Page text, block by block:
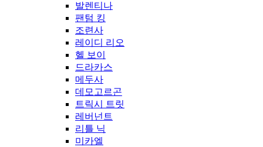
발렌티나
팬텀 킹
조련사
레이디 리오
헬 보이
드라카스
메두사
데모고르곤
트릭시 트릿
레버넌트
리틀 닉
미카엘